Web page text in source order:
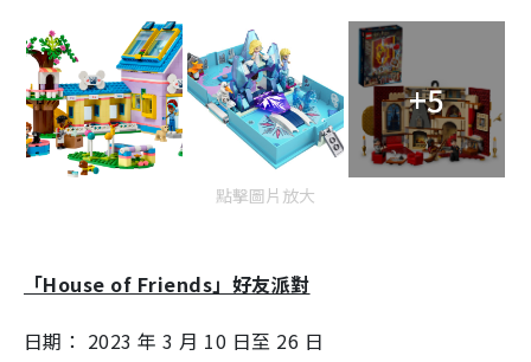
g
i
m
e
+5
點擊圖片放大
「House of Friends」好友派對
日期： 2023 年 3 月 10 日至 26 日